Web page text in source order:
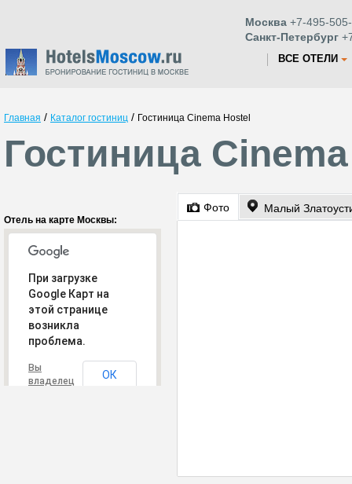
Москва +7-495-
Санкт-Петербург
ВСЕ ОТЕЛИ
Главная / Каталог гостиниц / Гостиница Cinema Hostel
Гостиница
Отель на карте Москвы:
При загрузке
Google Карт на
этой странице
возникла
проблема.
Вы
владелец
ОК
Фото Малый